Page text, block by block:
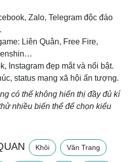
Zalo, Telegram độc đáo
Liên Quân, Free Fire,
Instagram đẹp mắt và nổi bật.
status mạng xã hội ấn tượng.
có thể không hiển thị đầy đủ kí
nhiều biến thể để chọn kiểu
Khôi Vân Trang